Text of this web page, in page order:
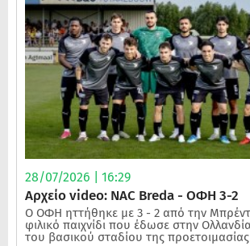
28/07/2026 | 16:29
Αρχείο video: NAC Breda - ΟΦΗ 3-2
Ο ΟΦΗ ηττήθηκε με 3 - 2 από την
φιλικό παιχνίδι που έδωσε στην
του βασικού σταδίου της